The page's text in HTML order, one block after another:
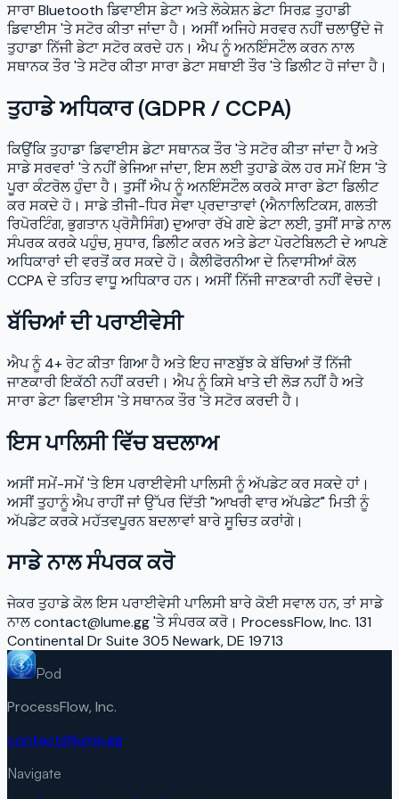
ਸਾਰਾ Bluetooth ਡਿਵਾਈਸ ਡੇਟਾ ਅਤੇ ਲੋਕੇਸ਼ਨ ਡੇਟਾ ਸਿਰਫ਼ ਤੁਹਾਡੀ
ਡਿਵਾਈਸ 'ਤੇ ਸਟੋਰ ਕੀਤਾ ਜਾਂਦਾ ਹੈ। ਅਸੀਂ ਅਜਿਹੇ ਸਰਵਰ ਨਹੀਂ ਚਲਾਉਂਦੇ ਜੋ
ਤੁਹਾਡਾ ਨਿੱਜੀ ਡੇਟਾ ਸਟੋਰ ਕਰਦੇ ਹਨ। ਐਪ ਨੂੰ ਅਨਇੰਸਟੌਲ ਕਰਨ ਨਾਲ
ਸਥਾਨਕ ਤੌਰ 'ਤੇ ਸਟੋਰ ਕੀਤਾ ਸਾਰਾ ਡੇਟਾ ਸਥਾਈ ਤੌਰ 'ਤੇ ਡਿਲੀਟ ਹੋ ਜਾਂਦਾ ਹੈ।
ਤੁਹਾਡੇ ਅਧਿਕਾਰ (GDPR / CCPA)
ਕਿਉਂਕਿ ਤੁਹਾਡਾ ਡਿਵਾਈਸ ਡੇਟਾ ਸਥਾਨਕ ਤੌਰ 'ਤੇ ਸਟੋਰ ਕੀਤਾ ਜਾਂਦਾ ਹੈ ਅਤੇ
ਸਾਡੇ ਸਰਵਰਾਂ 'ਤੇ ਨਹੀਂ ਭੇਜਿਆ ਜਾਂਦਾ, ਇਸ ਲਈ ਤੁਹਾਡੇ ਕੋਲ ਹਰ ਸਮੇਂ ਇਸ 'ਤੇ
ਪੂਰਾ ਕੰਟਰੋਲ ਹੁੰਦਾ ਹੈ। ਤੁਸੀਂ ਐਪ ਨੂੰ ਅਨਇੰਸਟੌਲ ਕਰਕੇ ਸਾਰਾ ਡੇਟਾ ਡਿਲੀਟ
ਕਰ ਸਕਦੇ ਹੋ। ਸਾਡੇ ਤੀਜੀ-ਧਿਰ ਸੇਵਾ ਪ੍ਰਦਾਤਾਵਾਂ (ਐਨਾਲਿਟਿਕਸ, ਗਲਤੀ
ਰਿਪੋਰਟਿੰਗ, ਭੁਗਤਾਨ ਪ੍ਰੋਸੈਸਿੰਗ) ਦੁਆਰਾ ਰੱਖੇ ਗਏ ਡੇਟਾ ਲਈ, ਤੁਸੀਂ ਸਾਡੇ ਨਾਲ
ਸੰਪਰਕ ਕਰਕੇ ਪਹੁੰਚ, ਸੁਧਾਰ, ਡਿਲੀਟ ਕਰਨ ਅਤੇ ਡੇਟਾ ਪੋਰਟੇਬਿਲਟੀ ਦੇ ਆਪਣੇ
ਅਧਿਕਾਰਾਂ ਦੀ ਵਰਤੋਂ ਕਰ ਸਕਦੇ ਹੋ। ਕੈਲੀਫੋਰਨੀਆ ਦੇ ਨਿਵਾਸੀਆਂ ਕੋਲ
CCPA ਦੇ ਤਹਿਤ ਵਾਧੂ ਅਧਿਕਾਰ ਹਨ। ਅਸੀਂ ਨਿੱਜੀ ਜਾਣਕਾਰੀ ਨਹੀਂ ਵੇਚਦੇ।
ਬੱਚਿਆਂ ਦੀ ਪਰਾਈਵੇਸੀ
ਐਪ ਨੂੰ 4+ ਰੇਟ ਕੀਤਾ ਗਿਆ ਹੈ ਅਤੇ ਇਹ ਜਾਣਬੁੱਝ ਕੇ ਬੱਚਿਆਂ ਤੋਂ ਨਿੱਜੀ
ਜਾਣਕਾਰੀ ਇਕੱਠੀ ਨਹੀਂ ਕਰਦੀ। ਐਪ ਨੂੰ ਕਿਸੇ ਖਾਤੇ ਦੀ ਲੋੜ ਨਹੀਂ ਹੈ ਅਤੇ
ਸਾਰਾ ਡੇਟਾ ਡਿਵਾਈਸ 'ਤੇ ਸਥਾਨਕ ਤੌਰ 'ਤੇ ਸਟੋਰ ਕਰਦੀ ਹੈ।
ਇਸ ਪਾਲਿਸੀ ਵਿੱਚ ਬਦਲਾਅ
ਅਸੀਂ ਸਮੇਂ-ਸਮੇਂ 'ਤੇ ਇਸ ਪਰਾਈਵੇਸੀ ਪਾਲਿਸੀ ਨੂੰ ਅੱਪਡੇਟ ਕਰ ਸਕਦੇ ਹਾਂ।
ਅਸੀਂ ਤੁਹਾਨੂੰ ਐਪ ਰਾਹੀਂ ਜਾਂ ਉੱਪਰ ਦਿੱਤੀ "ਆਖਰੀ ਵਾਰ ਅੱਪਡੇਟ" ਮਿਤੀ ਨੂੰ
ਅੱਪਡੇਟ ਕਰਕੇ ਮਹੱਤਵਪੂਰਨ ਬਦਲਾਵਾਂ ਬਾਰੇ ਸੂਚਿਤ ਕਰਾਂਗੇ।
ਸਾਡੇ ਨਾਲ ਸੰਪਰਕ ਕਰੋ
ਜੇਕਰ ਤੁਹਾਡੇ ਕੋਲ ਇਸ ਪਰਾਈਵੇਸੀ ਪਾਲਿਸੀ ਬਾਰੇ ਕੋਈ ਸਵਾਲ ਹਨ, ਤਾਂ ਸਾਡੇ
ਨਾਲ contact@lume.gg 'ਤੇ ਸੰਪਰਕ ਕਰੋ। ProcessFlow, Inc. 131
Continental Dr Suite 305 Newark, DE 19713
Pod
ProcessFlow, Inc.
contact@lume.gg
Navigate